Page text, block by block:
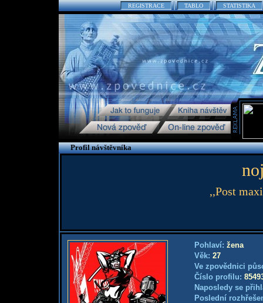
REGISTRACE TABLO STATISTIKA
Profil návštěvníka
,,Post
Pohlaví: žena
Věk: 27
Ve zpovědnici
Číslo profilu:
Naposledy se
Poslední